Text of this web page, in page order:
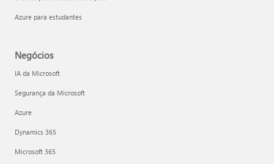
Azure para estudantes
Negócios
IA da Microsoft
Segurança da Microsoft
Azure
Dynamics 365
Microsoft 365